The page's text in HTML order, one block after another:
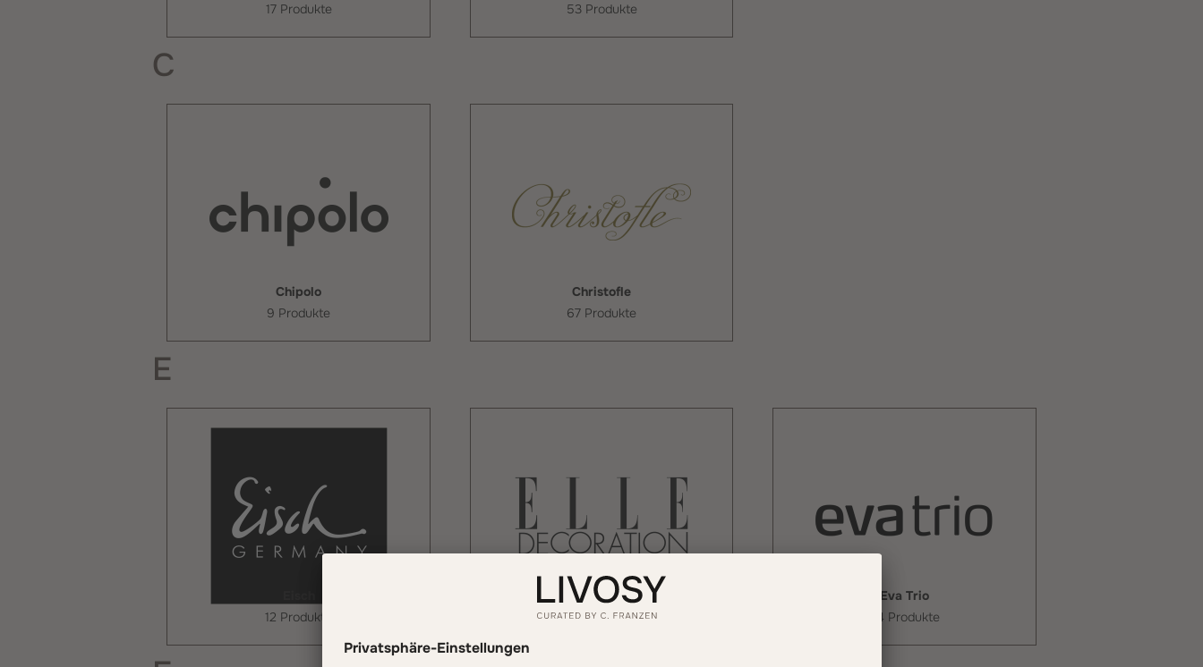
17 Produkte
53 Produkte
C
Chipolo
9 Produkte
Christofle
67 Produkte
E
12 Produkte
ELLE DECORATION
17 Produkte
Eva Trio
54 Produkte